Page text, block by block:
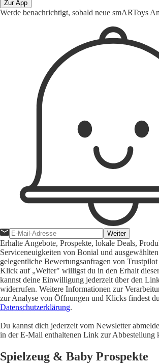
Zur App
Werde benachrichtigt, sobald neue smARToys
Weiter
Erhalte Angebote, Prospekte, lokale Deals,
Serviceneuigkeiten von Bonial und
gelegentliche Bewertungsanfragen von
Klick auf „Weiter" willigst du in den Erhalt
kannst deine Einwilligung jederzeit über den
widerrufen. Weitere Informationen zur
zur Analyse von Öffnungen und Klicks findest
Datenschutzerklärung.
Du kannst dich jederzeit vom Newsletter
in der E-Mail enthaltenen Link zur Abbestellung
Spielzeug & Baby Prospekte